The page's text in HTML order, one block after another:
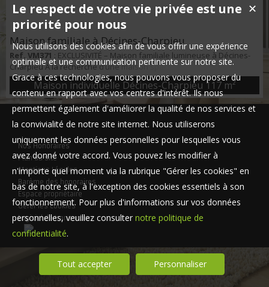
Maison familiale à Décines-Charpieu
Ref. VM371 : EXCLUSIVITÉ – Maison familiale lumineuse à Décines-
Charpieu À la recherche d’une maison spacieuse et confortable
dans un secteur résidentiel au calme ? Cette propriété combine
lumière, volumes et potentiel. Ce qu’on aime : • 117 m² habitables,
bien agencés • Séjour traversant de 42 m², baigné de lumière •
Cuisine indépendante moderne et équipée • 3 chambres, salle de
bains avec baigno...
Maison individuelle Décines-Charpieu 117 m²
Nos Honoraires
Plan du site
Mentions Légales
Barème des honoraires
Espace propriétaire
Gérer les cookies
Logiciel de transaction
✕
Le respect de votre vie privée est une
priorité pour nous
Nous utilisons des cookies afin de vous offrir une expérience
optimale et une communication pertinente sur notre site.
Grace à ces technologies, nous pouvons vous proposer du
contenu en rapport avec vos centres d'intérêt. Ils nous
permettent également d'améliorer la qualité de nos services et
la convivialité de notre site internet. Nous utiliserons
uniquement les données personnelles pour lesquelles vous
avez donné votre accord. Vous pouvez les modifier à
n'importe quel moment via la rubrique "Gérer les cookies" en
bas de notre site, à l'exception des cookies essentiels à son
fonctionnement. Pour plus d'informations sur vos données
personnelles, veuillez consulter notre politique de
confidentialité.
Tout accepter Personnaliser